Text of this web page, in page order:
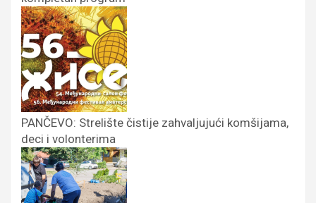
PANČEVO: Strelište čistije zahvaljujući komšijama,
deci i volonterima